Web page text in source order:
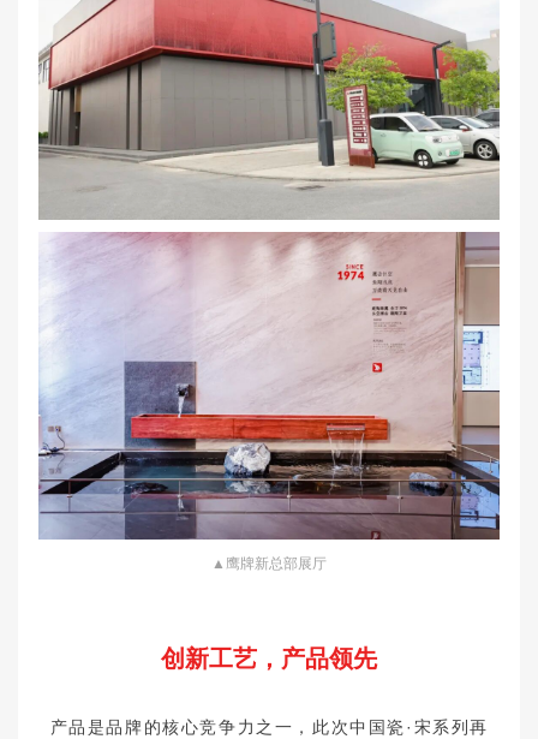
▲鹰牌新总部展厅
创新工艺，产品领先
产品是品牌的核心竞争力之一，此次中国瓷·宋系列再